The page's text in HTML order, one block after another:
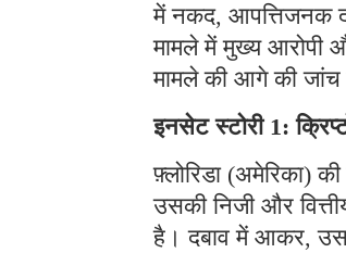
में नकद, आपत्तिजनक
मामले में मुख्य आरोपी
मामले की आगे की जांच
इनसेट स्टोरी 1:
फ़्लोरिडा (अमेरिका)
उसकी निजी और
है। दबाव में आकर,